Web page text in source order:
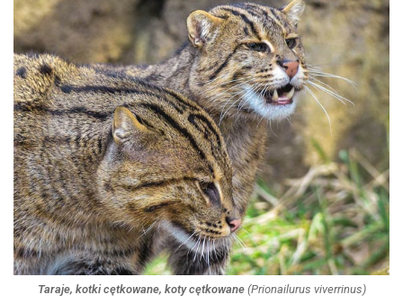
Taraje, kotki cętkowane, koty cętkowane(Prionailurus viverrinus)